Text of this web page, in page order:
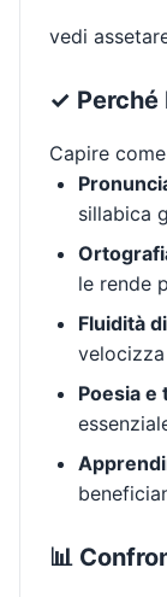
vedi
✓ Perché
Capire
sillabica
le rende
Fluidità
Poesia e
📊